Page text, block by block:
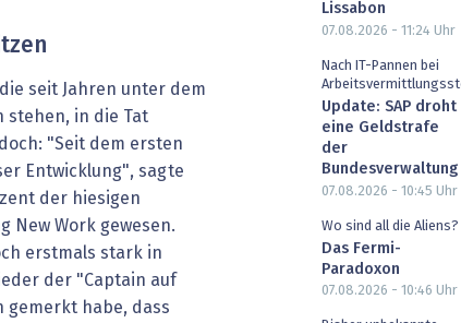
seit Jahren unter dem
stehen, in die Tat
"Seit dem ersten
Entwicklung", sagte
der hiesigen
New Work gewesen.
erstmals stark in
der "Captain auf
gemerkt habe, dass
Lissabon
07.08.2026 - 11:24 Uhr
Nach IT-Pannen bei
Update: SAP droht
eine Geldstrafe
der
Bundesverwaltung
07.08.2026 - 10:45 Uhr
Wo sind all die Aliens?
Das Fermi-
Paradoxon
07.08.2026 - 10:46 Uhr